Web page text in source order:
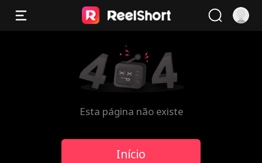
Esta página não existe
Início